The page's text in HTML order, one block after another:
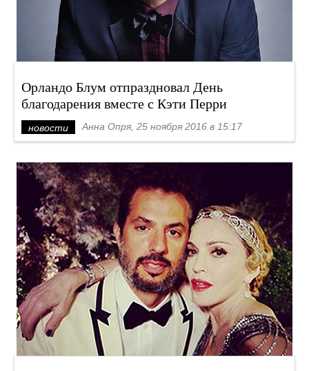
Орландо Блум отпраздновал День
благодарения вместе с Кэти Перри
новости Анна Опря, 25 ноября 2016 в 15:17